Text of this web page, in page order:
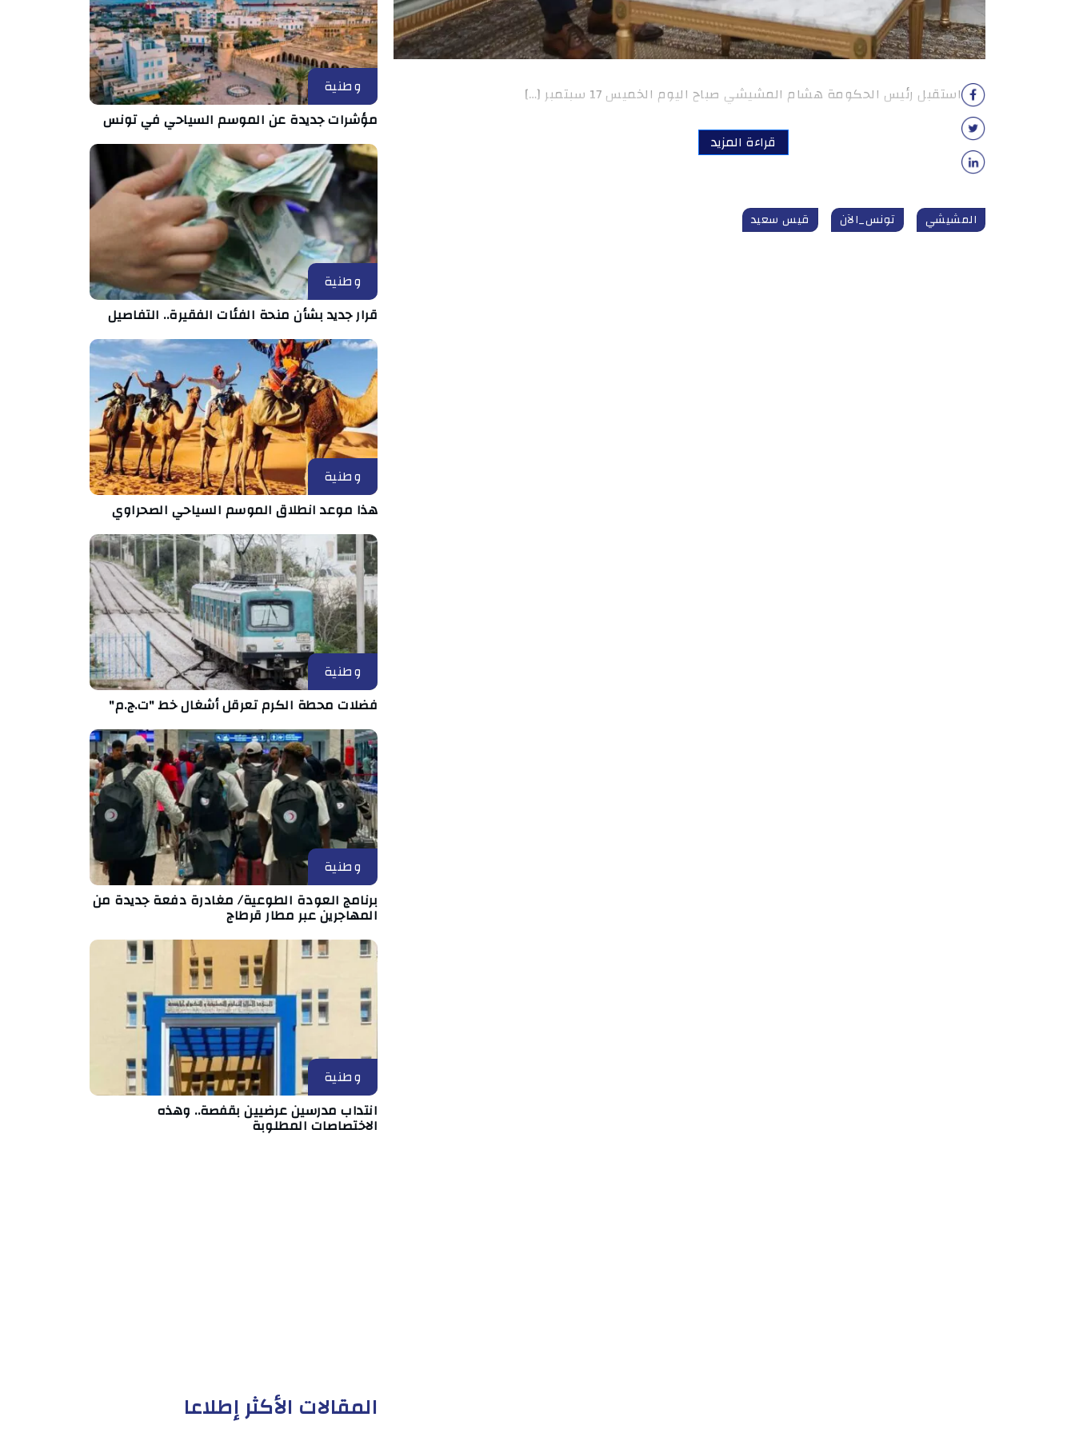
استقبل رئيس الحكومة هشام المشيشي صباح اليوم الخميس 17 سبتمبر […]
قراءة المزيد
المشيشي تونس_الآن قيس سعيد
وطنية
مؤشرات جديدة عن الموسم السياحي في تونس
وطنية
قرار جديد بشأن منحة الفئات الفقيرة.. التفاصيل
وطنية
هذا موعد انطلاق الموسم السياحي الصحراوي
وطنية
فضلات محطة الكرم تعرقل أشغال خط "ت.ج.م"
وطنية
برنامج العودة الطوعية/ مغادرة دفعة جديدة من
المهاجرين عبر مطار قرطاج
وطنية
انتداب مدرسين عرضيين بقفصة.. وهذه
الاختصاصات المطلوبة
المقالات الأكثر إطلاعا